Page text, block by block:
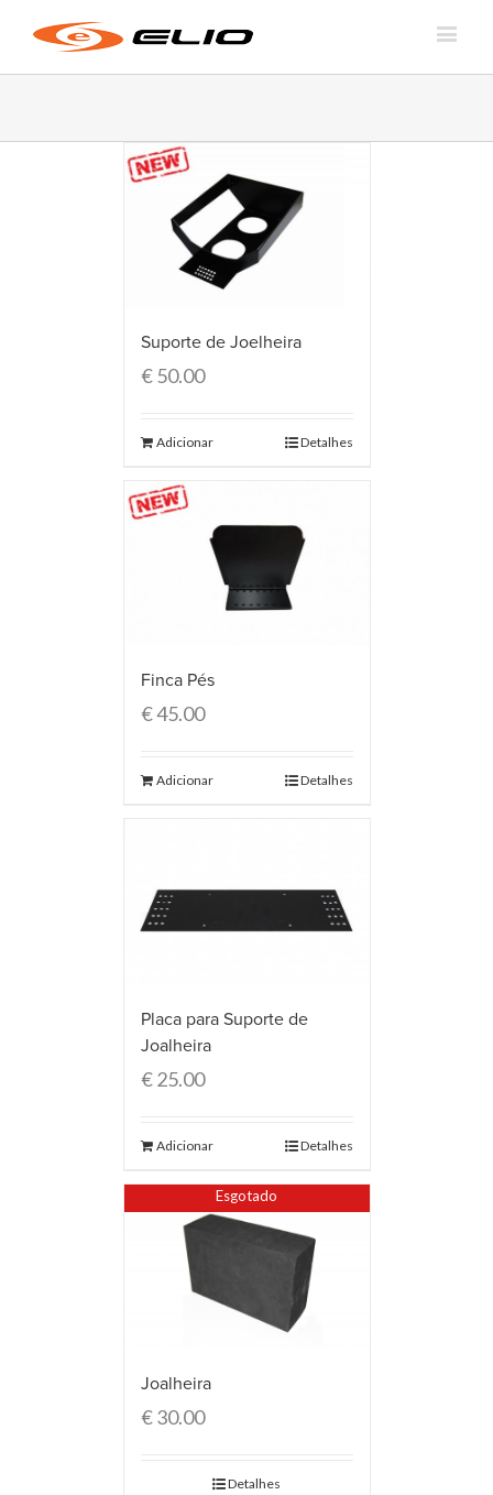
Suporte de Joelheira
€50.00
Adicionar Detalhes
Finca Pés
€45.00
Adicionar Detalhes
Placa para Suporte de
Joalheira
€25.00
Adicionar Detalhes
Esgotado
Joalheira
€30.00
Detalhes